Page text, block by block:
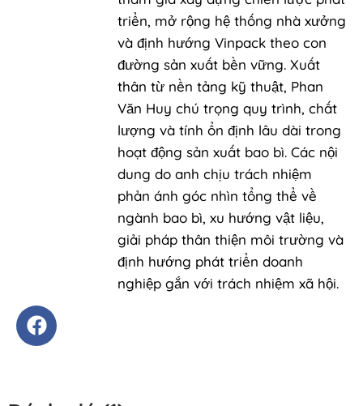
triển, mở rộng hệ thống nhà xưởng
và định hướng Vinpack theo con
đường sản xuất bền vững. Xuất
thân từ nền tảng kỹ thuật, Phan
Văn Huy chú trọng quy trình, chất
lượng và tính ổn định lâu dài trong
hoạt động sản xuất bao bì. Các nội
dung do anh chịu trách nhiệm
phản ánh góc nhìn tổng thể về
ngành bao bì, xu hướng vật liệu,
giải pháp thân thiện môi trường và
định hướng phát triển doanh
nghiệp gắn với trách nhiệm xã hội.